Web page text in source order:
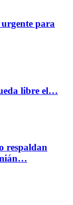
para
libre el…
respaldan